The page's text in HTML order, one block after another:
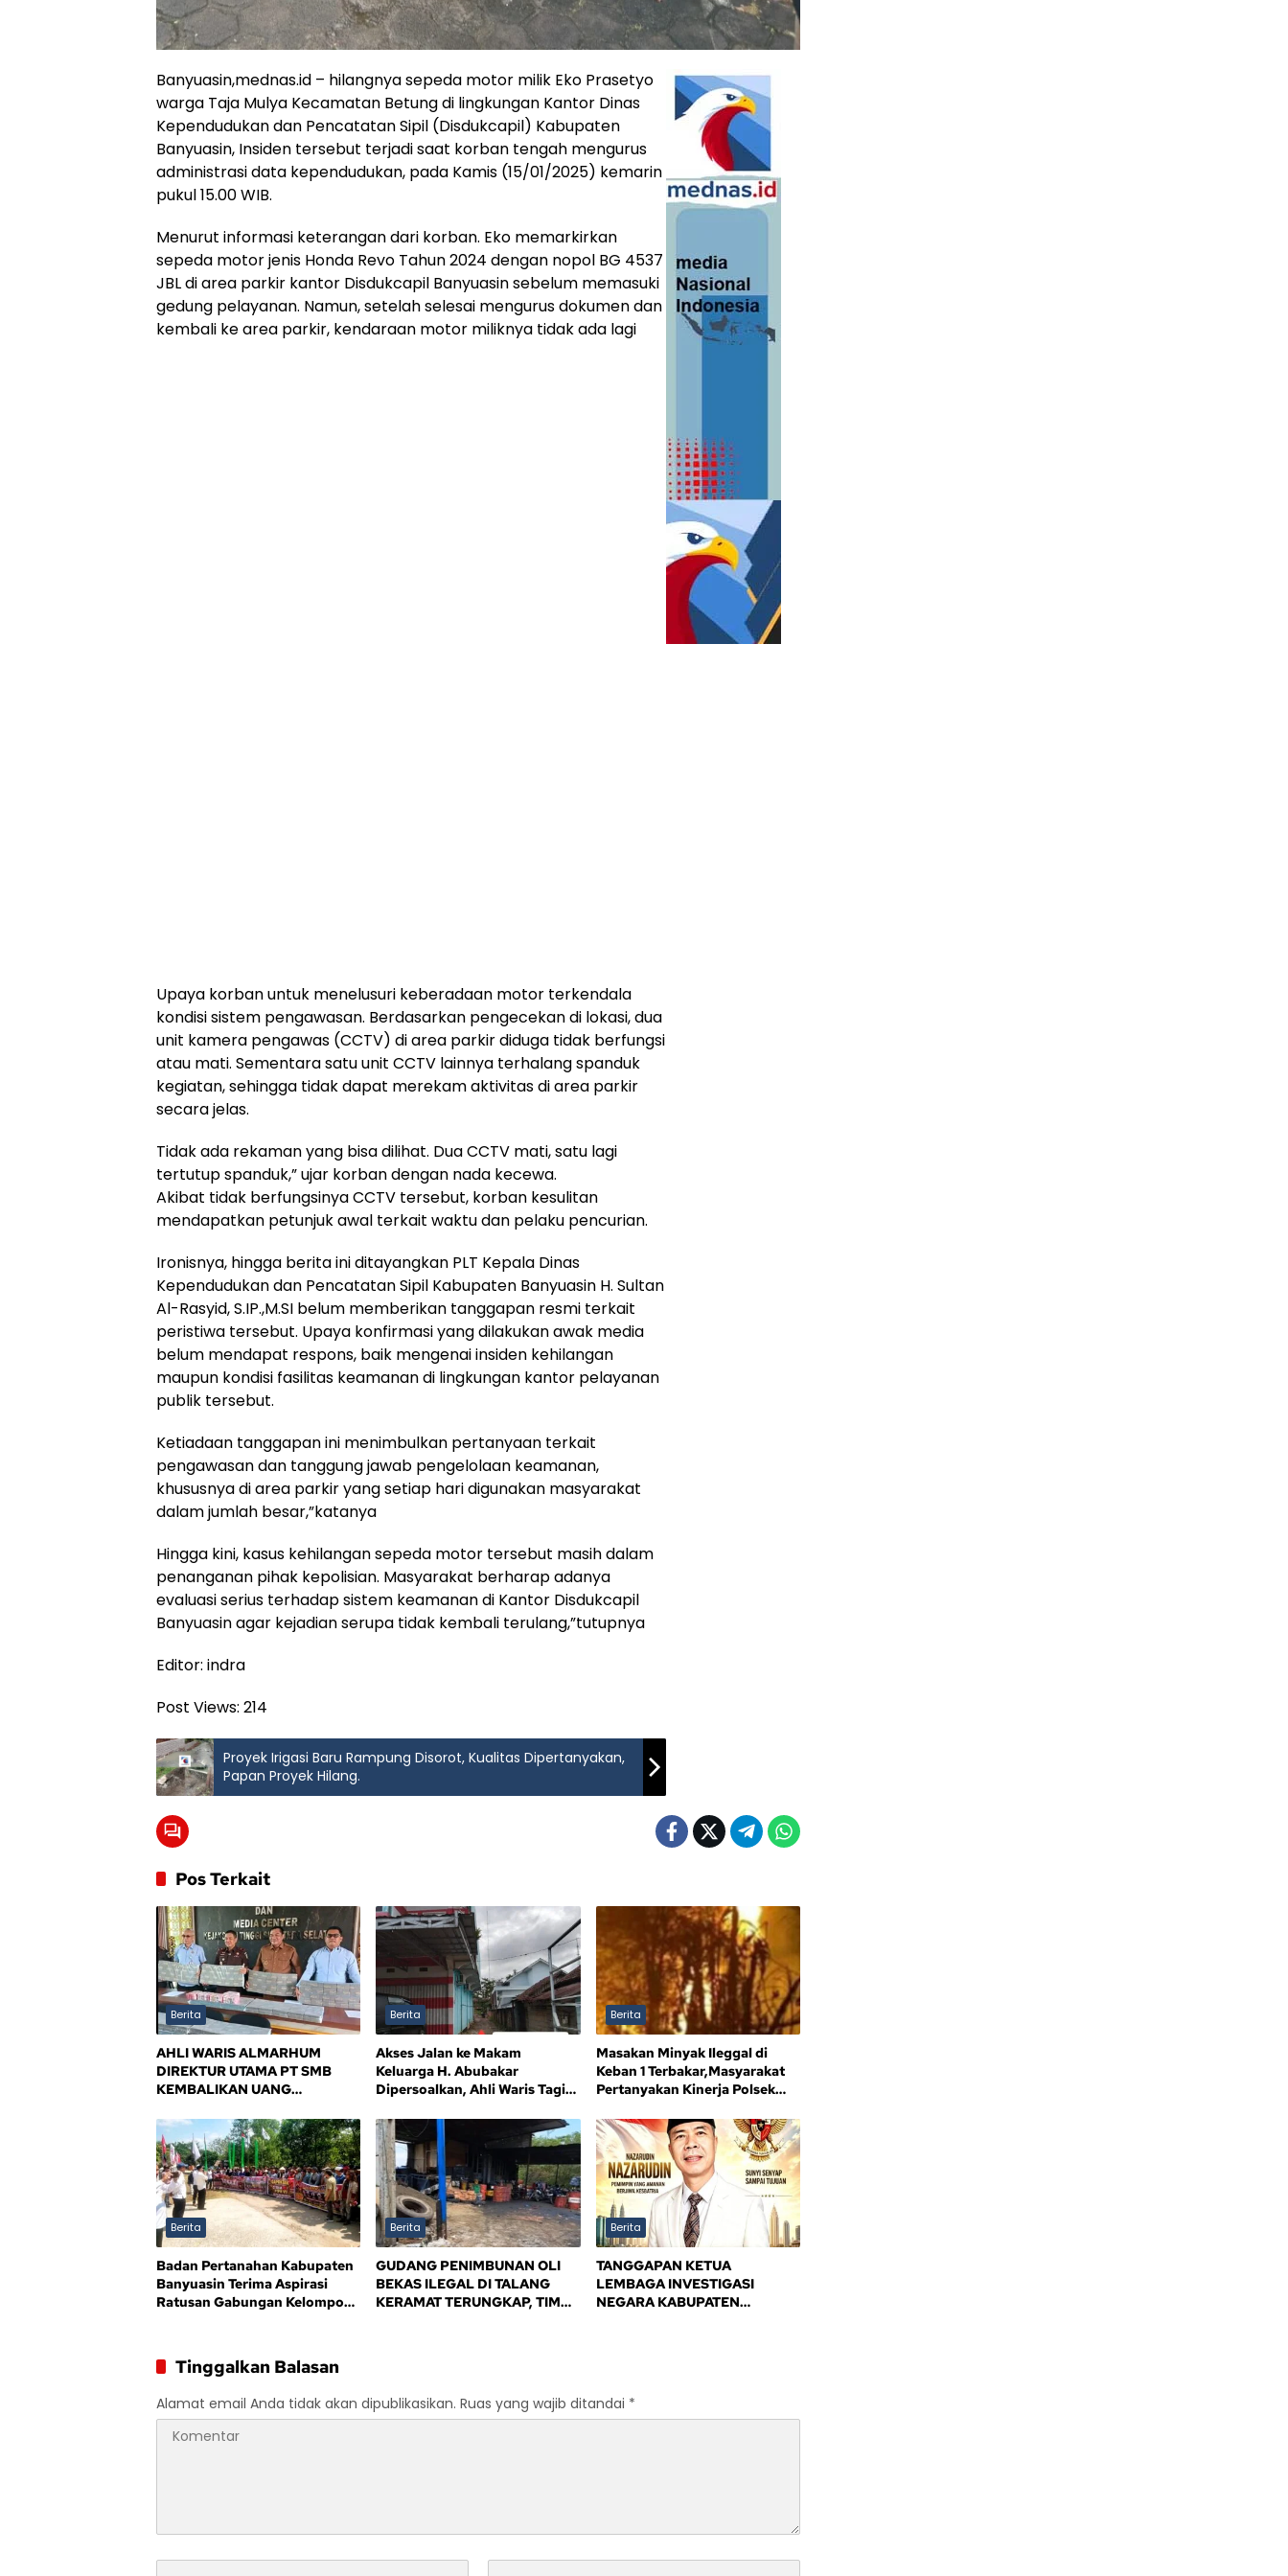
Banyuasin,mednas.id – hilangnya sepeda motor milik Eko Prasetyo
warga Taja Mulya Kecamatan Betung di lingkungan Kantor Dinas
Kependudukan dan Pencatatan Sipil (Disdukcapil) Kabupaten
Banyuasin, Insiden tersebut terjadi saat korban tengah mengurus
administrasi data kependudukan, pada Kamis (15/01/2025) kemarin
pukul 15.00 WIB.
Menurut informasi keterangan dari korban. Eko memarkirkan
sepeda motor jenis Honda Revo Tahun 2024 dengan nopol BG 4537
JBL di area parkir kantor Disdukcapil Banyuasin sebelum memasuki
gedung pelayanan. Namun, setelah selesai mengurus dokumen dan
kembali ke area parkir, kendaraan motor miliknya tidak ada lagi
Upaya korban untuk menelusuri keberadaan motor terkendala
kondisi sistem pengawasan. Berdasarkan pengecekan di lokasi, dua
unit kamera pengawas (CCTV) di area parkir diduga tidak berfungsi
atau mati. Sementara satu unit CCTV lainnya terhalang spanduk
kegiatan, sehingga tidak dapat merekam aktivitas di area parkir
secara jelas.
Tidak ada rekaman yang bisa dilihat. Dua CCTV mati, satu lagi
tertutup spanduk,” ujar korban dengan nada kecewa.
Akibat tidak berfungsinya CCTV tersebut, korban kesulitan
mendapatkan petunjuk awal terkait waktu dan pelaku pencurian.
Ironisnya, hingga berita ini ditayangkan PLT Kepala Dinas
Kependudukan dan Pencatatan Sipil Kabupaten Banyuasin H. Sultan
Al-Rasyid, S.IP.,M.SI belum memberikan tanggapan resmi terkait
peristiwa tersebut. Upaya konfirmasi yang dilakukan awak media
belum mendapat respons, baik mengenai insiden kehilangan
maupun kondisi fasilitas keamanan di lingkungan kantor pelayanan
publik tersebut.
Ketiadaan tanggapan ini menimbulkan pertanyaan terkait
pengawasan dan tanggung jawab pengelolaan keamanan,
khususnya di area parkir yang setiap hari digunakan masyarakat
dalam jumlah besar,”katanya
Hingga kini, kasus kehilangan sepeda motor tersebut masih dalam
penanganan pihak kepolisian. Masyarakat berharap adanya
evaluasi serius terhadap sistem keamanan di Kantor Disdukcapil
Banyuasin agar kejadian serupa tidak kembali terulang,”tutupnya
Editor: indra
Post Views: 214
Proyek Irigasi Baru Rampung Disorot, Kualitas Dipertanyakan,
Papan Proyek Hilang.
Pos Terkait
Berita
AHLI WARIS ALMARHUM
DIREKTUR UTAMA PT SMB
KEMBALIKAN UANG
MILIAR, SISA Rp116,7 MILIAR
DIJANJI LUNAS 12 BULAN
Berita
Akses Jalan ke Makam
Keluarga H. Abubakar
Dipersoalkan, Ahli Waris Tagih
Berita
Masakan Minyak Ileggal di
Keban 1 Terbakar,Masyarakat
Pertanyakan Kinerja Polsek
Berita
Badan Pertanahan Kabupaten
Banyuasin Terima Aspirasi
Ratusan Gabungan Kelompok
Berita
GUDANG PENIMBUNAN OLI
BEKAS ILEGAL DI TALANG
KERAMAT TERUNGKAP, TIM
Berita
TANGGAPAN KETUA
LEMBAGA INVESTIGASI
NEGARA KABUPATEN
Tinggalkan Balasan
Alamat email Anda tidak akan dipublikasikan. Ruas yang wajib ditandai *